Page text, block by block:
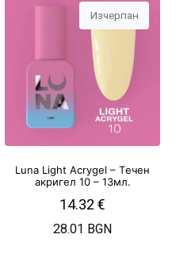
Изчерпан
Luna Light Acrygel – Tечен
акригел 10 – 13мл.
14.32€
28.01 BGN